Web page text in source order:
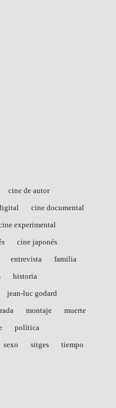
cine de autor
cine documental
experimental
cine japonés
entrevista
familia
historia
jean-luc godard
montaje
muerte
política
sexo sitges
tiempo